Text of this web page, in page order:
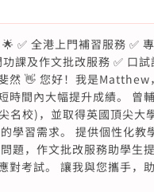
✅ 全港上門補習服務 ✅
課及作文批改服務 ✅ 口
然 👋 您好！我是
時間內大幅提升成績。 曾
名校)，並取得英國頂尖大
學習需求。 提供個性化教
題，作文批改服務助學生
對考試。 讓我與您攜手，